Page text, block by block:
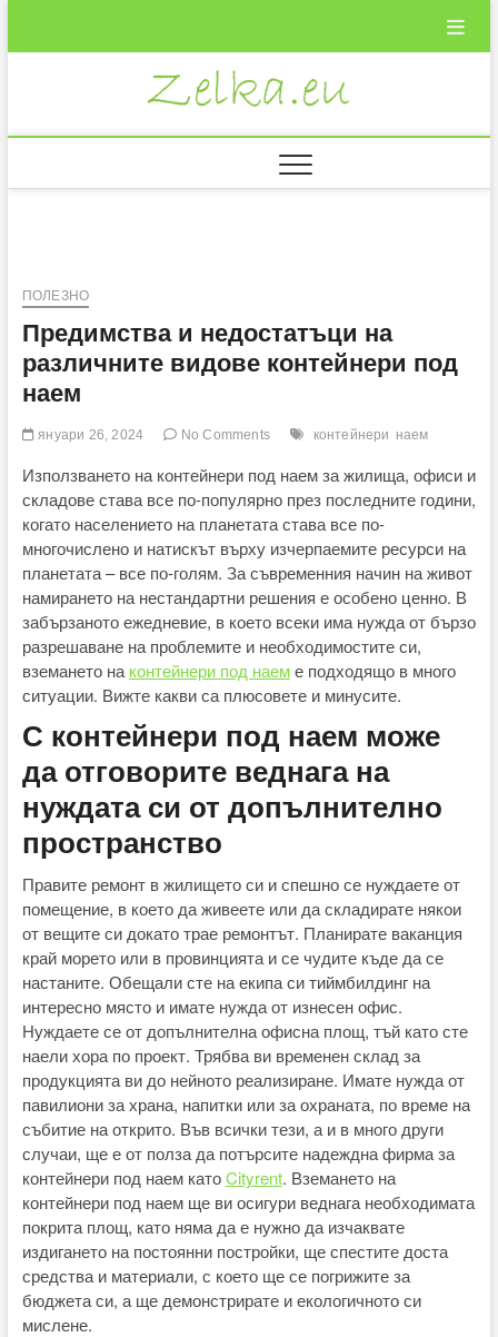
content
ПОЛЕЗНО
Предимства и недостатъци на
различните видове контейнери под
наем
януари 26, 2024 No Comments контейнери наем
Използването на контейнери под наем за жилища, офиси и
складове става все по-популярно през последните години,
когато населението на планетата става все по-
многочислено и натискът върху изчерпаемите ресурси на
планетата – все по-голям. За съвременния начин на живот
намирането на нестандартни решения е особено ценно. В
забързаното ежедневие, в което всеки има нужда от бързо
разрешаване на проблемите и необходимостите си,
вземането на контейнери под наеме подходящо в много
ситуации. Вижте какви са плюсовете и минусите.
С контейнери под наем може
да отговорите веднага на
нуждата си от допълнително
пространство
Правите ремонт в жилището си и спешно се нуждаете от
помещение, в което да живеете или да складирате някои
от вещите си докато трае ремонтът. Планирате ваканция
край морето или в провинцията и се чудите къде да се
настаните. Обещали сте на екипа си тиймбилдинг на
интересно място и имате нужда от изнесен офис.
Нуждаете се от допълнителна офисна площ, тъй като сте
наели хора по проект. Трябва ви временен склад за
продукцията ви до нейното реализиране. Имате нужда от
павилиони за храна, напитки или за охраната, по време на
събитие на открито. Във всички тези, а и в много други
случаи, ще е от полза да потърсите надеждна фирма за
контейнери под наем катоCityrent. Вземането на
контейнери под наем ще ви осигури веднага необходимата
покрита площ, като няма да е нужно да изчаквате
издигането на постоянни постройки, ще спестите доста
средства и материали, с което ще се погрижите за
бюджета си, а ще демонстрирате и екологичното си
мислене.